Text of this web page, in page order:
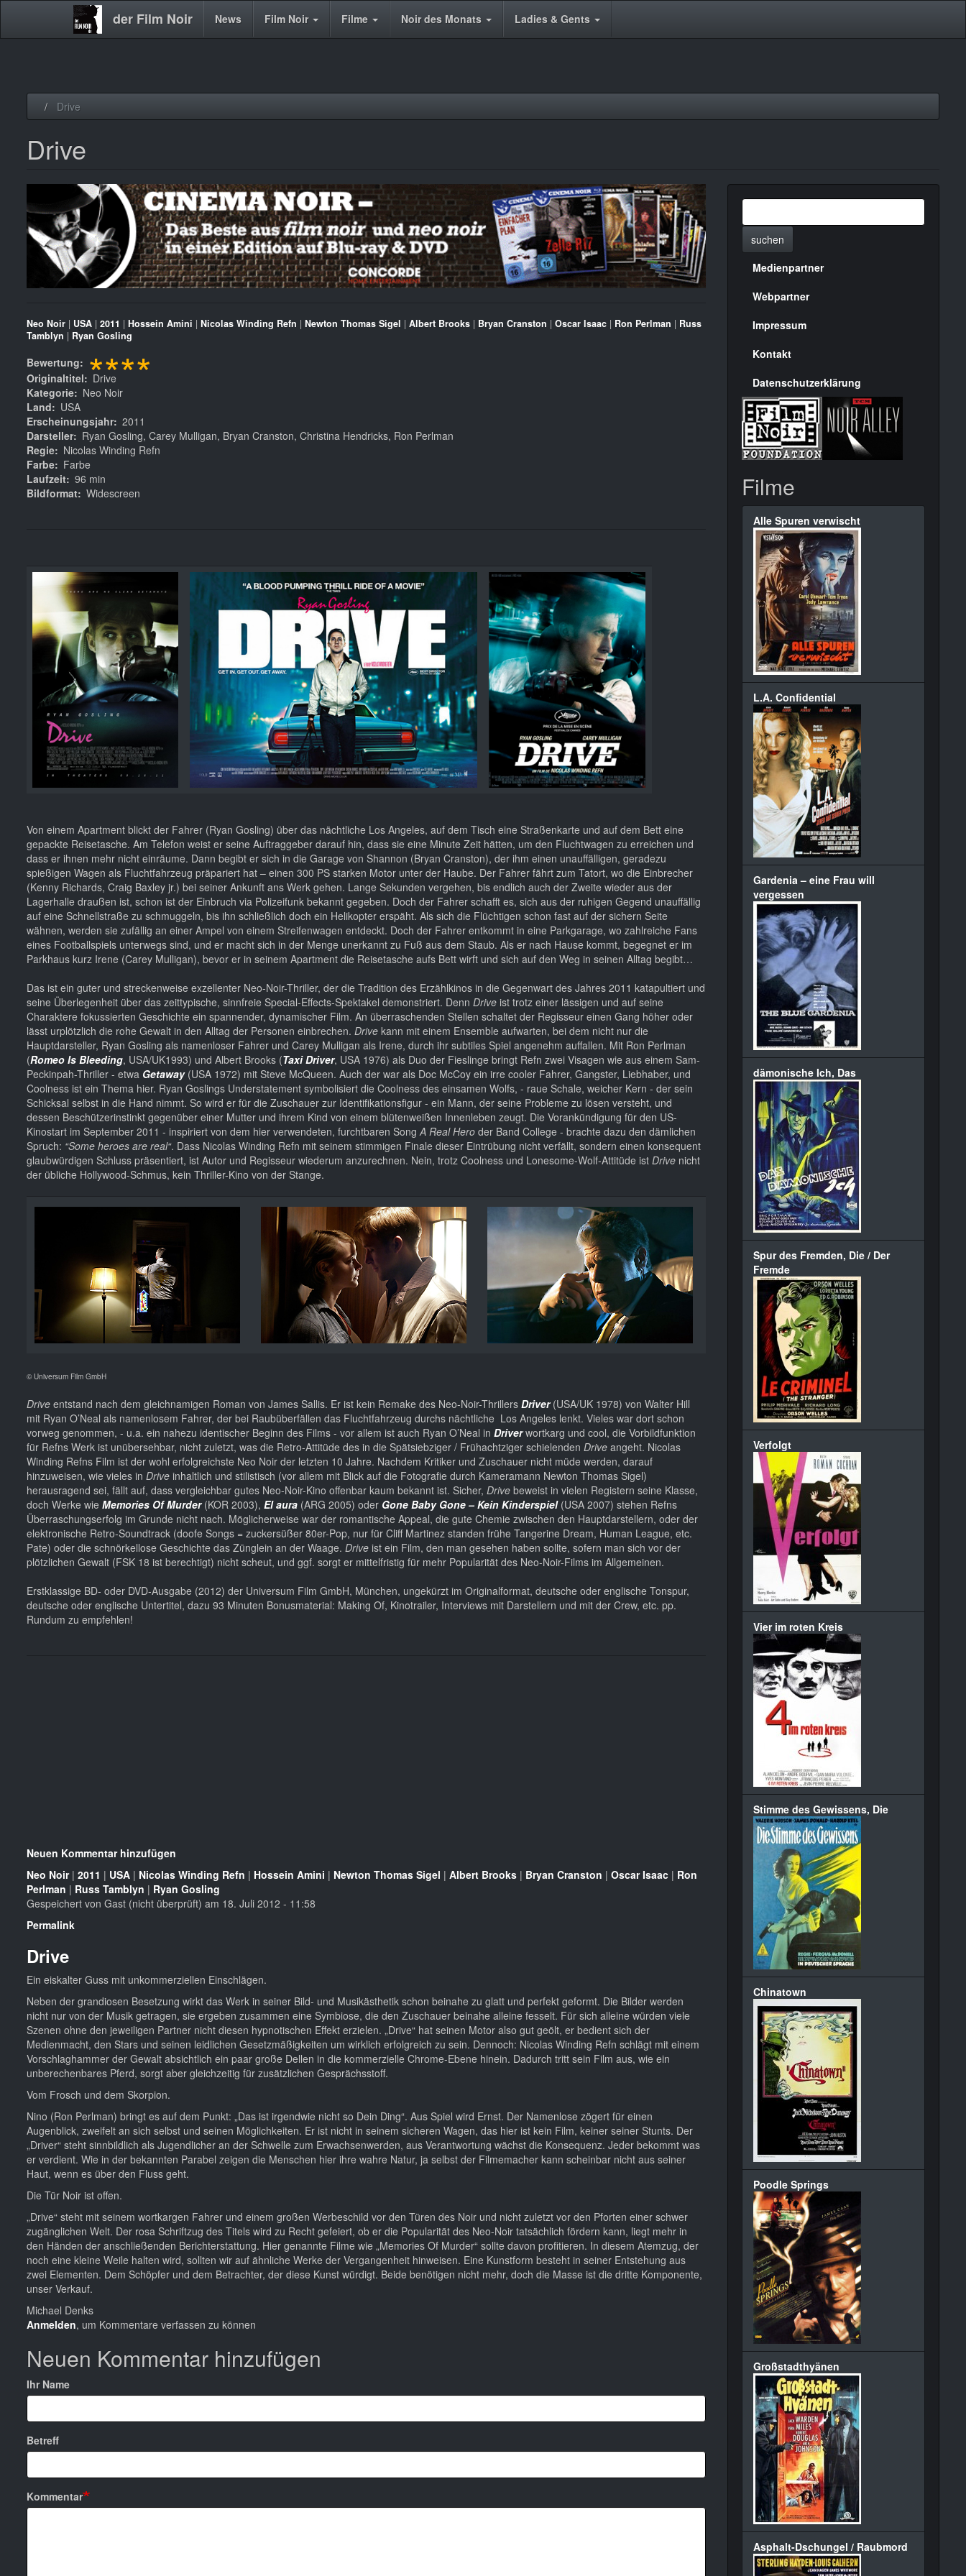
der Film Noir
Main News Film Noir Filme Noir des Monats Ladies & Gents
Drive
Drive
Neo Noir | USA | 2011 | Hossein Amini | Nicolas Winding Refn | Newton Thomas Sigel | Albert Brooks | Bryan Cranston | Oscar Isaac | Ron Perlman | Russ
Tamblyn | Ryan Gosling
Bewertung ****
Originaltitel
Drive
Kategorie
Neo Noir
Land
USA
Erscheinungsjahr 2011
Darsteller
Ryan Gosling, Carey Mulligan, Bryan Cranston, Christina Hendricks, Ron Perlman
Regie
Nicolas Winding Refn
Farbe
Farbe
Laufzeit 96 min
Bildformat Widescreen
Von einem Apartment blickt der Fahrer (Ryan Gosling) über das nächtliche Los Angeles, auf dem Tisch eine Straßenkarte und auf dem Bett eine
gepackte Reisetasche. Am Telefon weist er seine Auftraggeber darauf hin, dass sie eine Minute Zeit hätten, um den Fluchtwagen zu erreichen und
dass er ihnen mehr nicht einräume. Dann begibt er sich in die Garage von Shannon (Bryan Cranston), der ihm einen unauffälligen, geradezu
spießigen Wagen als Fluchtfahrzeug präpariert hat – einen 300 PS starken Motor unter der Haube. Der Fahrer fährt zum Tatort, wo die Einbrecher
(Kenny Richards, Craig Baxley jr.) bei seiner Ankunft ans Werk gehen. Lange Sekunden vergehen, bis endlich auch der Zweite wieder aus der
Lagerhalle draußen ist, schon ist der Einbruch via Polizeifunk bekannt gegeben. Doch der Fahrer schafft es, sich aus der ruhigen Gegend unauffällig
auf eine Schnellstraße zu schmuggeln, bis ihn schließlich doch ein Helikopter erspäht. Als sich die Flüchtigen schon fast auf der sichern Seite
wähnen, werden sie zufällig an einer Ampel von einem Streifenwagen entdeckt. Doch der Fahrer entkommt in eine Parkgarage, wo zahlreiche Fans
eines Footballspiels unterwegs sind, und er macht sich in der Menge unerkannt zu Fuß aus dem Staub. Als er nach Hause kommt, begegnet er im
Parkhaus kurz Irene (Carey Mulligan), bevor er in seinem Apartment die Reisetasche aufs Bett wirft und sich auf den Weg in seinen Alltag begibt…
Das ist ein guter und streckenweise exzellenter Neo-Noir-Thriller, der die Tradition des Erzählkinos in die Gegenwart des Jahres 2011 katapultiert und
seine Überlegenheit über das zeittypische, sinnfreie Special-Effects-Spektakel demonstriert. Denn Drive ist trotz einer lässigen und auf seine
Charaktere fokussierten Geschichte ein spannender, dynamischer Film. An überraschenden Stellen schaltet der Regisseur einen Gang höher oder
lässt urplötzlich die rohe Gewalt in den Alltag der Personen einbrechen. Drive kann mit einem Ensemble aufwarten, bei dem nicht nur die
Hauptdarsteller, Ryan Gosling als namenloser Fahrer und Carey Mulligan als Irene, durch ihr subtiles Spiel angenehm auffallen. Mit Ron Perlman
(Romeo Is Bleeding, USA/UK1993) und Albert Brooks (Taxi Driver, USA 1976) als Duo der Fieslinge bringt Refn zwei Visagen wie aus einem Sam-
Peckinpah-Thriller - etwa Getaway(USA 1972) mit Steve McQueen. Auch der war als Doc McCoy ein irre cooler Fahrer, Gangster, Liebhaber, und
Coolness ist ein Thema hier. Ryan Goslings Understatement symbolisiert die Coolness des einsamen Wolfs, - raue Schale, weicher Kern - der sein
Schicksal selbst in die Hand nimmt. So wird er für die Zuschauer zur Identifikationsfigur - ein Mann, der seine Probleme zu lösen versteht, und
dessen Beschützerinstinkt gegenüber einer Mutter und ihrem Kind von einem blütenweißen Innenleben zeugt. Die Vorankündigung für den US-
Kinostart im September 2011 - inspiriert von dem hier verwendeten, furchtbaren Song A Real Hero der Band College - brachte dazu den dämlichen
Spruch: “Some heroes are real“. Dass Nicolas Winding Refn mit seinem stimmigen Finale dieser Eintrübung nicht verfällt, sondern einen konsequent
glaubwürdigen Schluss präsentiert, ist Autor und Regisseur wiederum anzurechnen. Nein, trotz Coolness und Lonesome-Wolf-Attitüde ist Drive nicht
der übliche Hollywood-Schmus, kein Thriller-Kino von der Stange.
© Universum Film GmbH
Drive entstand nach dem gleichnamigen Roman von James Sallis. Er ist kein Remake des Neo-Noir-Thrillers Driver(USA/UK 1978) von Walter Hill
mit Ryan O’Neal als namenlosem Fahrer, der bei Raubüberfällen das Fluchtfahrzeug durchs nächtliche Los Angeles lenkt. Vieles war dort schon
vorweg genommen, - u.a. ein nahezu identischer Beginn des Films - vor allem ist auch Ryan O’Neal in Driverwortkarg und cool, die Vorbildfunktion
für Refns Werk ist unübersehbar, nicht zuletzt, was die Retro-Attitüde des in die Spätsiebziger / Frühachtziger schielenden Drive angeht. Nicolas
Winding Refns Film ist der wohl erfolgreichste Neo Noir der letzten 10 Jahre. Nachdem Kritiker und Zuschauer nicht müde werden, darauf
hinzuweisen, wie vieles in Drive inhaltlich und stilistisch (vor allem mit Blick auf die Fotografie durch Kameramann Newton Thomas Sigel)
herausragend sei, fällt auf, dass vergleichbar gutes Neo-Noir-Kino offenbar kaum bekannt ist. Sicher, Drive beweist in vielen Registern seine Klasse,
doch Werke wie Memories Of Murder (KOR 2003), El aura (ARG 2005) oder Gone Baby Gone – Kein Kinderspiel (USA 2007) stehen Refns
Überraschungserfolg im Grunde nicht nach. Möglicherweise war der romantische Appeal, die gute Chemie zwischen den Hauptdarstellern, oder der
elektronische Retro-Soundtrack (doofe Songs = zuckersüßer 80er-Pop, nur für Cliff Martinez standen frühe Tangerine Dream, Human League, etc.
Pate) oder die schnörkellose Geschichte das Zünglein an der Waage. Drive ist ein Film, den man gesehen haben sollte, sofern man sich vor der
plötzlichen Gewalt (FSK 18 ist berechtigt) nicht scheut, und ggf. sorgt er mittelfristig für mehr Popularität des Neo-Noir-Films im Allgemeinen.
Erstklassige BD- oder DVD-Ausgabe (2012) der Universum Film GmbH, München, ungekürzt im Originalformat, deutsche oder englische Tonspur,
deutsche oder englische Untertitel, dazu 93 Minuten Bonusmaterial: Making Of, Kinotrailer, Interviews mit Darstellern und mit der Crew, etc. pp.
Rundum zu empfehlen!
Neuen Kommentar hinzufügen
Neo Noir| 2011 | USA | Nicolas Winding Refn | Hossein Amini | Newton Thomas Sigel | Albert Brooks | Bryan Cranston | Oscar Isaac | Ron
Perlman | Russ Tamblyn | Ryan Gosling
Gespeichert von Gast (nicht überprüft) am 18. Juli 2012 - 11:58
Permalink
Drive
Ein eiskalter Guss mit unkommerziellen Einschlägen.
Neben der grandiosen Besetzung wirkt das Werk in seiner Bild- und Musikästhetik schon beinahe zu glatt und perfekt geformt. Die Bilder werden
nicht nur von der Musik getragen, sie ergeben zusammen eine Symbiose, die den Zuschauer beinahe alleine fesselt. Für sich alleine würden viele
Szenen ohne den jeweiligen Partner nicht diesen hypnotischen Effekt erzielen. „Drive“ hat seinen Motor also gut geölt, er bedient sich der
Medienmacht, den Stars und seinen leidlichen Gesetzmäßigkeiten um wirklich erfolgreich zu sein. Dennoch: Nicolas Winding Refn schlägt mit einem
Vorschlaghammer der Gewalt absichtlich ein paar große Dellen in die kommerzielle Chrome-Ebene hinein. Dadurch tritt sein Film aus, wie ein
unberechenbares Pferd, sorgt aber gleichzeitig für zusätzlichen Gesprächsstoff.
Vom Frosch und dem Skorpion.
Nino (Ron Perlman) bringt es auf dem Punkt: „Das ist irgendwie nicht so Dein Ding“. Aus Spiel wird Ernst. Der Namenlose zögert für einen
Augenblick, zweifelt an sich selbst und seinen Möglichkeiten. Er ist nicht in seinem sicheren Wagen, das hier ist kein Film, keiner seiner Stunts. Der
„Driver“ steht sinnbildlich als Jugendlicher an der Schwelle zum Erwachsenwerden, aus Verantwortung wächst die Konsequenz. Jeder bekommt was
er verdient. Wie in der bekannten Parabel zeigen die Menschen hier ihre wahre Natur, ja selbst der Filmemacher kann scheinbar nicht aus seiner
Haut, wenn es über den Fluss geht.
Die Tür Noir ist offen.
„Drive“ steht mit seinem wortkargen Fahrer und einem großen Werbeschild vor den Türen des Noir und nicht zuletzt vor den Pforten einer schwer
zugänglichen Welt. Der rosa Schriftzug des Titels wird zu Recht gefeiert, ob er die Popularität des Neo-Noir tatsächlich fördern kann, liegt mehr in
den Händen der anschließenden Berichterstattung. Hier genannte Filme wie „Memories Of Murder“ sollte davon profitieren. In diesem Atemzug, der
noch eine kleine Weile halten wird, sollten wir auf ähnliche Werke der Vergangenheit hinweisen. Eine Kunstform besteht in seiner Entstehung aus
zwei Elementen. Dem Schöpfer und dem Betrachter, der diese Kunst würdigt. Beide benötigen nicht mehr, doch die Masse ist die dritte Komponente,
unser Verkauf.
Michael Denks
Anmelden, um Kommentare verfassen zu können
Neuen Kommentar hinzufügen
Ihr Name
Betreff
Kommentar
suchen
Menülinks
rechte
Seite
Medienpartner
Webpartner
Impressum
Kontakt
Datenschutzerklärung
Filme
Alle Spuren verwischt
L.A. Confidential
Gardenia – eine Frau will
vergessen
dämonische Ich, Das
Spur des Fremden, Die / Der
Fremde
Verfolgt
Vier im roten Kreis
Stimme des Gewissens, Die
Chinatown
Poodle Springs
Großstadthyänen
Asphalt-Dschungel / Raubmord